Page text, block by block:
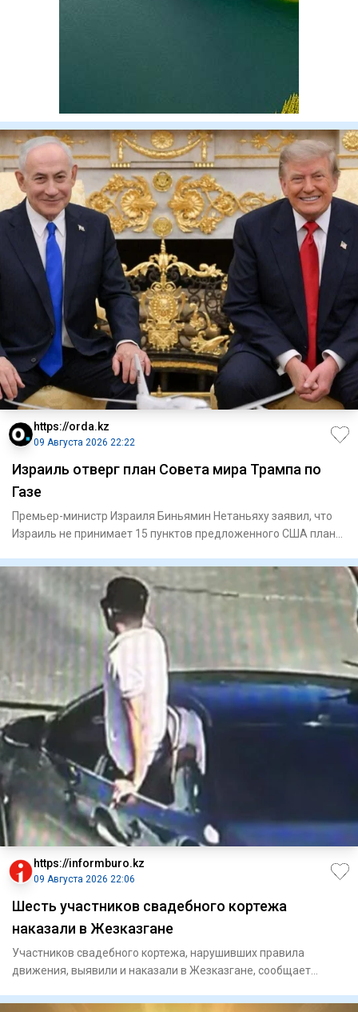
https://orda.kz
09 Августа 2026 22:22
Израиль отверг план Совета мира Трампа по
Газе
Премьер-министр Израиля Биньямин Нетаньяху заявил, что
Израиль не принимает 15 пунктов предложенного США плана
https://informburo.kz
09 Августа 2026 22:06
Шесть участников свадебного кортежа
наказали в Жезказгане
Участников свадебного кортежа, нарушивших правила
движения, выявили и наказали в Жезказгане, сообщает